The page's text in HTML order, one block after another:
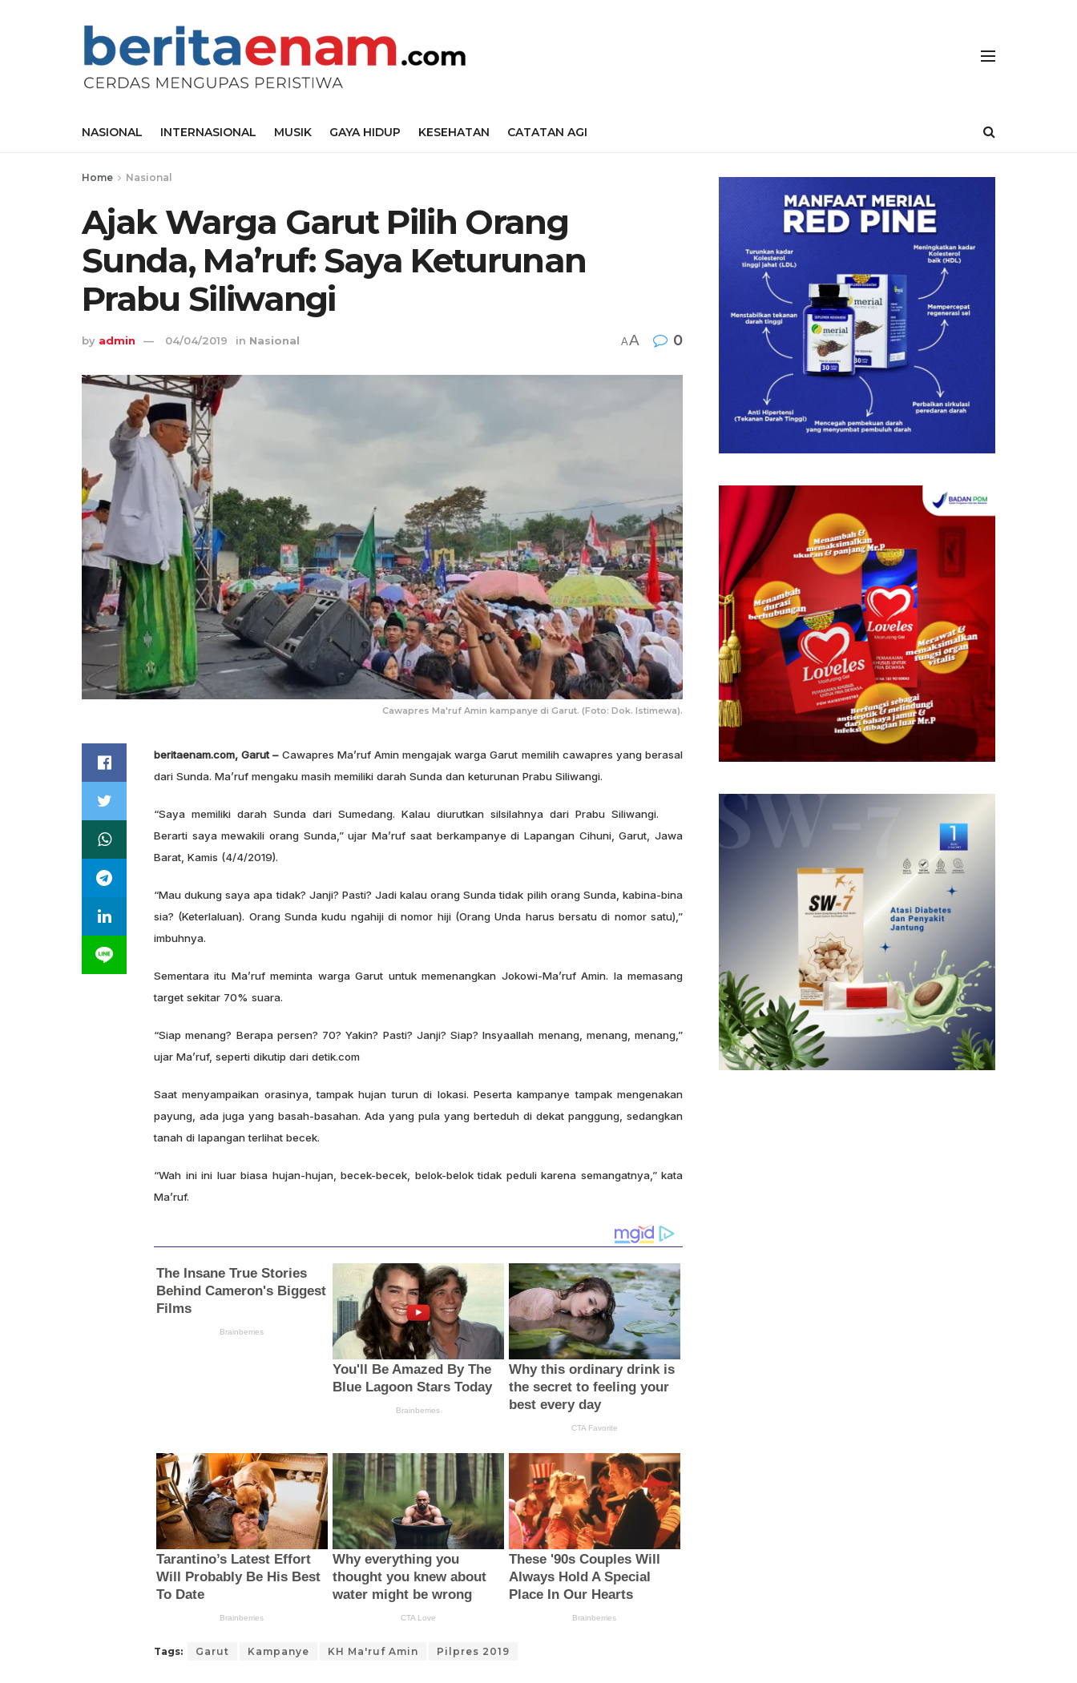
NASIONAL INTERNASIONAL MUSIK GAYA HIDUP KESEHATAN CATATAN AGI
Home Nasional
Ajak Warga Garut Pilih Orang
Sunda, Ma’ruf: Saya Keturunan
Prabu Siliwangi
by admin 04/04/2019 in Nasional AA 0
Cawapres Ma'ruf Amin kampanye di Garut. (Foto: Dok. Istimewa).
beritaenam.com, Garut –Cawapres Ma’ruf Amin mengajak warga Garut memilih cawapres yang berasal
dari Sunda. Ma’ruf mengaku masih memiliki darah Sunda dan keturunan Prabu Siliwangi.
“Saya memiliki darah Sunda dari Sumedang. Kalau diurutkan silsilahnya dari Prabu Siliwangi.
Berarti saya mewakili orang Sunda,” ujar Ma’ruf saat berkampanye di Lapangan Cihuni, Garut, Jawa
Barat, Kamis (4/4/2019).
“Mau dukung saya apa tidak? Janji? Pasti? Jadi kalau orang Sunda tidak pilih orang Sunda, kabina-bina
sia? (Keterlaluan). Orang Sunda kudu ngahiji di nomor hiji (Orang Unda harus bersatu di nomor satu),”
imbuhnya.
Sementara itu Ma’ruf meminta warga Garut untuk memenangkan Jokowi-Ma’ruf Amin. Ia memasang
target sekitar 70% suara.
“Siap menang? Berapa persen? 70? Yakin? Pasti? Janji? Siap? Insyaallah menang, menang, menang,”
ujar Ma’ruf, seperti dikutip dari detik.com
Saat menyampaikan orasinya, tampak hujan turun di lokasi. Peserta kampanye tampak mengenakan
payung, ada juga yang basah-basahan. Ada yang pula yang berteduh di dekat panggung, sedangkan
tanah di lapangan terlihat becek.
“Wah ini ini luar biasa hujan-hujan, becek-becek, belok-belok tidak peduli karena semangatnya,” kata
Ma’ruf.
Tags: Garut Kampanye KH Ma'ruf Amin Pilpres 2019